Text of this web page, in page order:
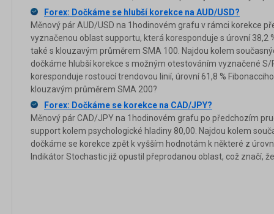
Forex: Dočkáme se hlubší korekce na AUD/USD?
Měnový pár AUD/USD na 1hodinovém grafu v rámci korekce
vyznačenou oblast supportu, která koresponduje s úrovní 38,2
také s klouzavým průměrem SMA 100. Najdou kolem
dočkáme hlubší korekce s možným otestováním vyznačené
koresponduje rostoucí trendovou linií, úrovní 61,8 %
klouzavým průměrem SMA 200?
Forex: Dočkáme se korekce na CAD/JPY?
Měnový pár CAD/JPY na 1hodinovém grafu po předchozím
support kolem psychologické hladiny 80,00. Najdou kolem
dočkáme se korekce zpět k vyšším hodnotám k některé z
Indikátor Stochastic již opustil přeprodanou oblast, což značí,